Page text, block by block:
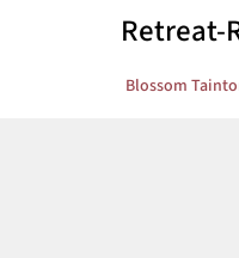
Retreat-
Blossom